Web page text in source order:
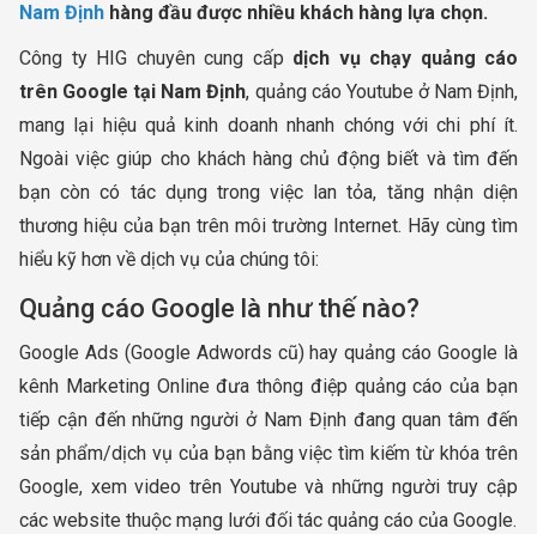
Nam Định hàng đầu được nhiều khách hàng lựa chọn.
Công ty HIG chuyên cung cấp dịch vụ chạy quảng cáo
trên Google tại Nam Định, quảng cáo Youtube ở Nam Định,
mang lại hiệu quả kinh doanh nhanh chóng với chi phí ít.
Ngoài việc giúp cho khách hàng chủ động biết và tìm đến
bạn còn có tác dụng trong việc lan tỏa, tăng nhận diện
thương hiệu của bạn trên môi trường Internet. Hãy cùng tìm
hiểu kỹ hơn về dịch vụ của chúng tôi:
Quảng cáo Google là như thế nào?
Google Ads (Google Adwords cũ) hay quảng cáo Google là
kênh Marketing Online đưa thông điệp quảng cáo của bạn
tiếp cận đến những người ở Nam Định đang quan tâm đến
sản phẩm/dịch vụ của bạn bằng việc tìm kiếm từ khóa trên
Google, xem video trên Youtube và những người truy cập
các website thuộc mạng lưới đối tác quảng cáo của Google.